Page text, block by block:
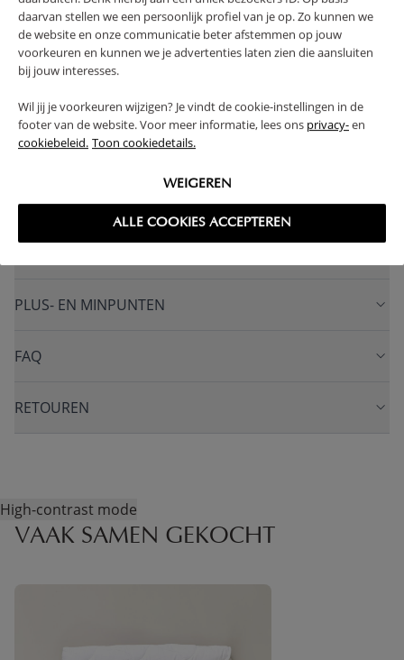
daarvan stellen we een persoonlijk profiel van je op. Zo kunnen we
de website en onze communicatie beter afstemmen op jouw
voorkeuren en kunnen we je advertenties laten zien die aansluiten
bij jouw interesses.
Wil jij je voorkeuren wijzigen? Je vindt de cookie-instellingen in de
footer van de website. Voor meer informatie, lees ons privacy-en
cookiebeleid. Toon cookiedetails.
WEIGEREN
ALLE COOKIES ACCEPTEREN
voor dit huisjes bed zijn ook bij ons verkrijgbaar.
> 4 JAAR
1 JAAR GARANTIE
VERVAARDIGD UIT MASSIEF HOUT
INCLUSIEF STEVIGE LATTENBODEM
WAARSCHUWING
PLUS- EN MINPUNTEN
FAQ
RETOUREN
High-contrast mode
VAAK SAMEN GEKOCHT